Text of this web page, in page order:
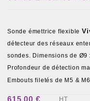
Sonde émettrice flexible
détecteur des réseaux
sondes. Dimensions de Ø9
Profondeur de détection
Embouts filetés de M5 &
HT